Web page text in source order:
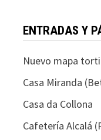
ENTRADAS Y
Nuevo mapa
Casa Miranda
Casa da Collona
Cafetería Alcalá